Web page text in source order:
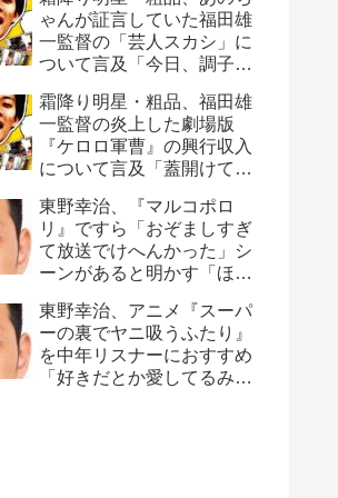
ゃんが証言していた福田雄
一監督の「芸人スカシ」に
ついて言及「今日、調子悪
霜降り明星・粗品、福田雄
一監督の炎上した劇場版
『ケロロ軍曹』の興行収入
について言及「蓋開けてみ
東野幸治、『マルコポロ
リ』ですら「おぞましすぎ
て放送でけへんかった」シ
ーンがあると明かす「ほん
て…」
東野幸治、アニメ『スーパ
ーの裏でヤニ吸うふたり』
を中年リスナーにおすすめ
「好きだとか愛してるみた